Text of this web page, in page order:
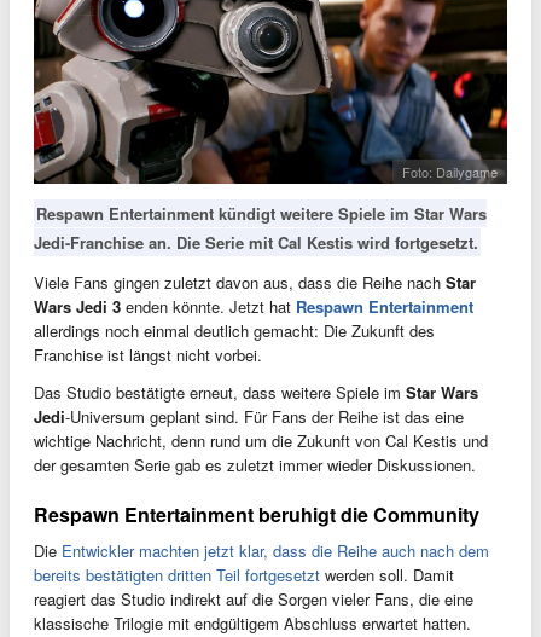
Foto: Dailygame
Respawn Entertainment kündigt weitere Spiele im Star Wars
Jedi-Franchise an. Die Serie mit Cal Kestis wird fortgesetzt.
Viele Fans gingen zuletzt davon aus, dass die Reihe nach Star
Wars Jedi 3 enden könnte. Jetzt hat Respawn Entertainment
allerdings noch einmal deutlich gemacht: Die Zukunft des
Franchise ist längst nicht vorbei.
Das Studio bestätigte erneut, dass weitere Spiele im Star Wars
Jedi-Universum geplant sind. Für Fans der Reihe ist das eine
wichtige Nachricht, denn rund um die Zukunft von Cal Kestis und
der gesamten Serie gab es zuletzt immer wieder Diskussionen.
Respawn Entertainment beruhigt die Community
Die Entwickler machten jetzt klar, dass die Reihe auch nach dem
bereits bestätigten dritten Teil fortgesetzt werden soll. Damit
reagiert das Studio indirekt auf die Sorgen vieler Fans, die eine
klassische Trilogie mit endgültigem Abschluss erwartet hatten.